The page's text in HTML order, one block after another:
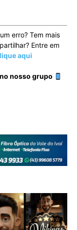
erro? Tem mais
Entre em
aqui
nosso grupo